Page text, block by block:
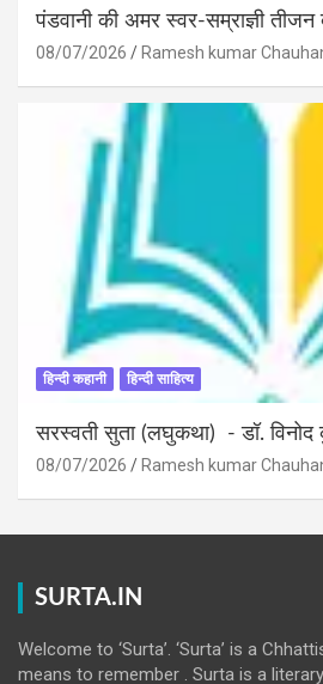
पंडवानी की अमर स्वर-सम्राज्ञी
08/07/2026 Ramesh kumar
हिन्दी कहानी हिन्दी साहित्य
सरस्वती सुता (लघुकथा) ​- डॉ. विनोद
08/07/2026 Ramesh kumar
SURTA.IN
Welcome to ‘Surta’. ‘Surta’ is a
means to remember . Surta is a